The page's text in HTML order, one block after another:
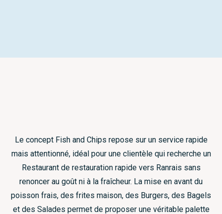
Le concept Fish and Chips repose sur un service rapide
mais attentionné, idéal pour une clientèle qui recherche un
Restaurant de restauration rapide vers Ranrais sans
renoncer au goût ni à la fraîcheur. La mise en avant du
poisson frais, des frites maison, des Burgers, des Bagels
et des Salades permet de proposer une véritable palette